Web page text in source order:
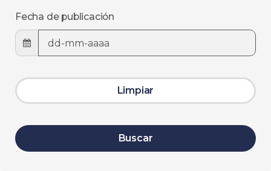
Fecha de publicación
Limpiar
Buscar